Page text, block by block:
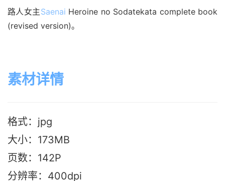
路人女主Saenai Heroine no Sodatekata complete book
(revised version)。
素材详情
格式：jpg
大小：173MB
页数：142P
分辨率：400dpi